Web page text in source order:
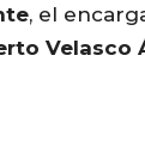
, el
Velasco